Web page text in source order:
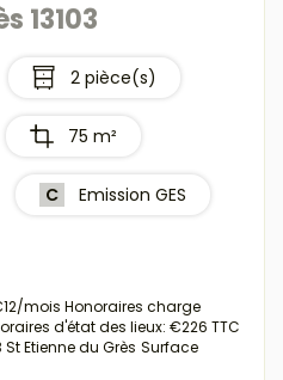
13103
2 pièce(s)
75 m²
C Emission GES
mois Honoraires charge
d'état des lieux: €226 TTC
St Etienne du Grès Surface